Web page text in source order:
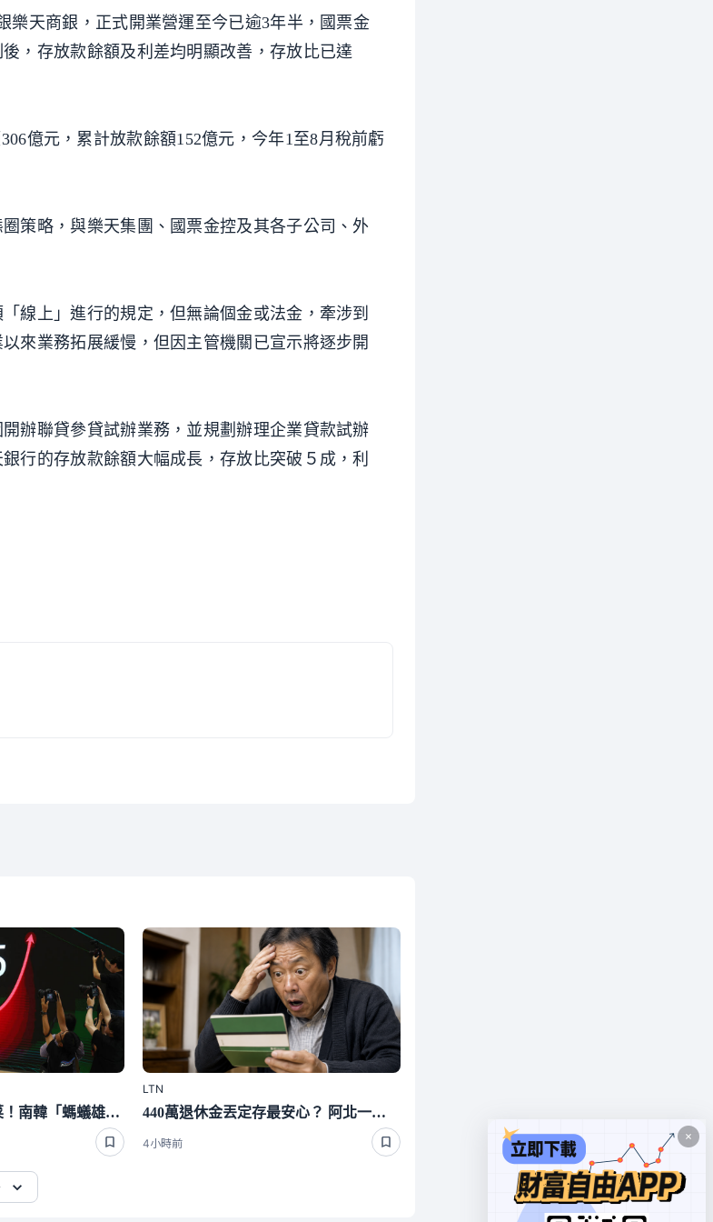
樂天商銀，正式開業營運至今已逾3年半，國票金
，存放款餘額及利差均明顯改善，存放比已達
億元，累計放款餘額152億元，今年1至8月稅前虧
策略，與樂天集團、國票金控及其各子公司、外
線上」進行的規定，但無論個金或法金，牽涉到
來業務拓展緩慢，但因主管機關已宣示將逐步開
辦聯貸參貸試辦業務，並規劃辦理企業貸款試辦
行的存放款餘額大幅成長，存放比突破５成，利
Kospi震盪慘遭割韭菜！南韓「螞蟻雄兵」再度湧入華爾街
LTN
440萬退休金丟定存最安心？ 阿北一刷存摺超傻眼 3年利息僅1千多
4小時前